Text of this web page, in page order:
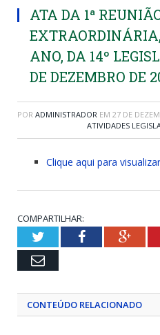
ATA DA 1ª
EXTRAORDINÁRIA,
ANO, DA 14º
DE DEZEMBRO DE
POR ADMINISTRADOR EM 27 DE
ATIVIDADES
Clique aqui para visualizar
COMPARTILHAR:
TwitterFacebook
Email
CONTEÚDO RELACIONADO